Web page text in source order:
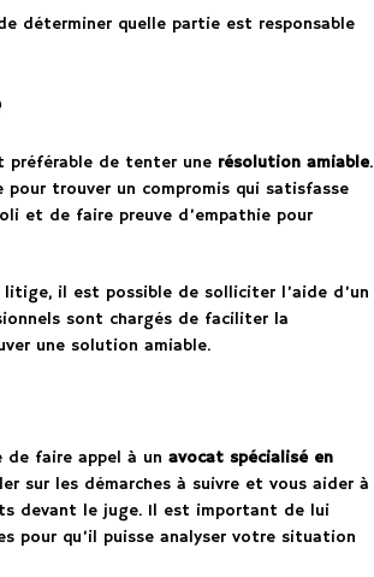
déterminer quelle partie est responsable
préférable de tenter une résolution amiable.
trouver un compromis qui satisfasse
et de faire preuve d’empathie pour
il est possible de solliciter l’aide d’un
sont chargés de faciliter la
une solution amiable.
de faire appel à un avocat spécialisé en
sur les démarches à suivre et vous aider à
devant le juge. Il est important de lui
pour qu’il puisse analyser votre situation